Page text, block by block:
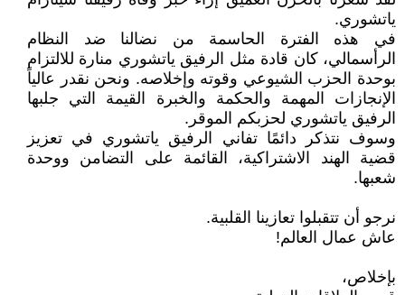
ياتشوري.
في هذه الفترة الحاسمة من نضالنا ضد النظام
الرأسمالي، كان قادة مثل الرفيق ياتشوري منارة للالتزام
بوحدة الحزب الشيوعي وقوته وإخلاصه. ونحن نقدر عالياً
الإنجازات المهمة والحكمة والخبرة القيمة التي جلبها
الرفيق ياتشوري لحزبكم الموقر.
وسوف نتذكر دائمًا تفاني الرفيق ياتشوري في تعزيز
قضية الهند الاشتراكية، القائمة على التضامن ووحدة
شعبها.
نرجو أن تتقبلوا تعازينا القلبية.
عاش عمال العالم!
بإخلاص،